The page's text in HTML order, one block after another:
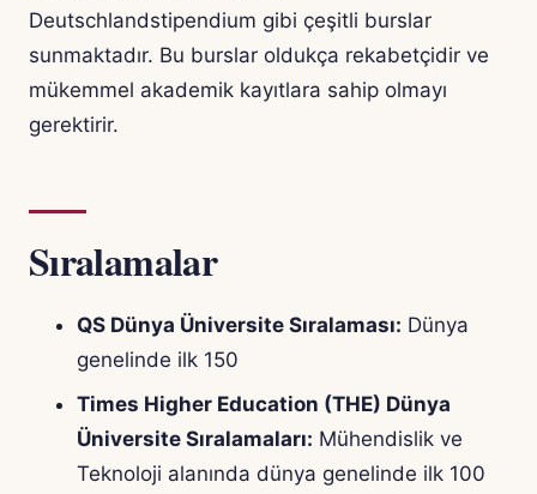
Deutschlandstipendium gibi çeşitli burslar
sunmaktadır. Bu burslar oldukça rekabetçidir ve
mükemmel akademik kayıtlara sahip olmayı
gerektirir.
Sıralamalar
QS Dünya Üniversite Sıralaması: Dünya
genelinde ilk 150
Times Higher Education (THE) Dünya
Üniversite Sıralamaları: Mühendislik ve
Teknoloji alanında dünya genelinde ilk 100